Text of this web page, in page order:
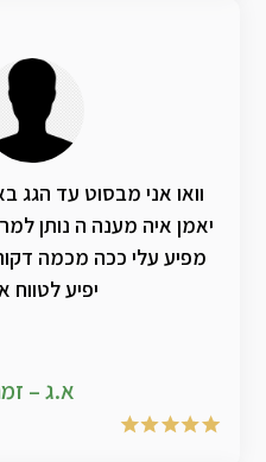
וואו אני מבסוט עד הגג
יאמן איה מענה ה נותן
מפיע עלי ככה מכמה
יפיע לטווח
א.ג –